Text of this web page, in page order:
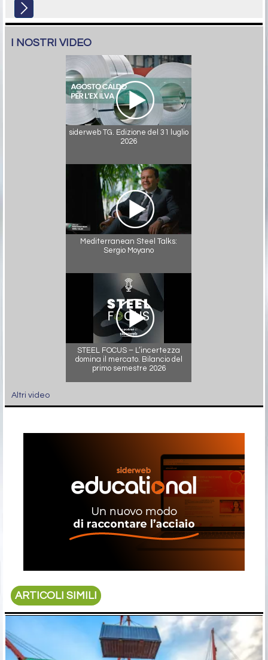
I NOSTRI VIDEO
siderweb TG. Edizione del 31 luglio
2026
Mediterranean Steel Talks:
Sergio Moyano
STEEL FOCUS – L’incertezza
domina il mercato. Bilancio del
primo semestre 2026
Altri video
ARTICOLI SIMILI